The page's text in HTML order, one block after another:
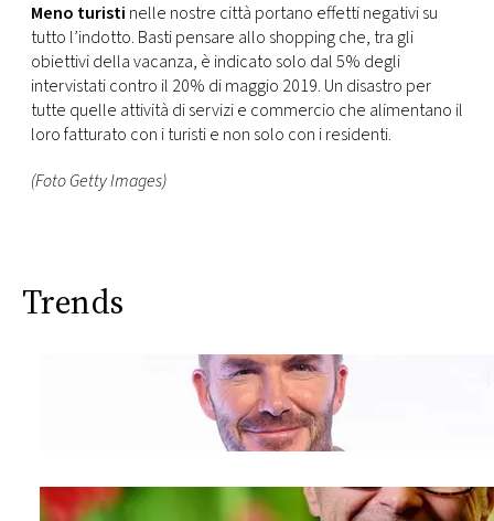
Meno turisti nelle nostre città portano effetti negativi su
tutto l’indotto. Basti pensare allo shopping che, tra gli
obiettivi della vacanza, è indicato solo dal 5% degli
intervistati contro il 20% di maggio 2019. Un disastro per
tutte quelle attività di servizi e commercio che alimentano il
loro fatturato con i turisti e non solo con i residenti.
(Foto Getty Images)
Trends